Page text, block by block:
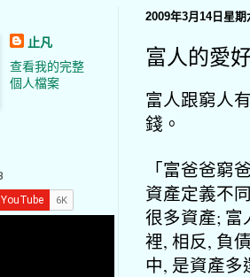
2009年3月14日星期
富人的愛
富人跟窮人
錢。
「富爸爸窮
資產定義不
很多資產; 富
裡, 相反, 負
中, 是資產多
止凡
查看我的完整
個人檔案